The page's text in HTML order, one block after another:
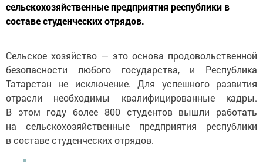
сельскохозяйственные предприятия республики в
составе студенческих отрядов.
Сельское хозяйство — это основа продовольственной
безопасности любого государства, и Республика
Татарстан не исключение. Для успешного развития
отрасли необходимы квалифицированные кадры.
В этом году более 800 студентов вышли работать
на сельскохозяйственные предприятия республики
в составе студенческих отрядов.